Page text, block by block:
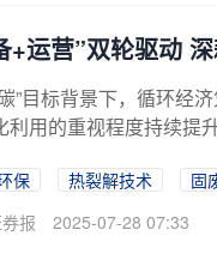
+运营”双轮驱动
”目标背景下，循环经
利用的重视程度持续提
保 热裂解技术
固
报
2025-07-28 07:33